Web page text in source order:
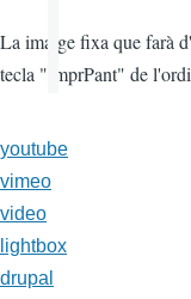
La imatge fixa que farà
tecla "ImprPant" de
youtube
vimeo
video
lightbox
drupal